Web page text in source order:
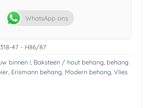
WhatsApp ons
47 - H86/87
binnen !, Baksteen / hout behang behang
, Erismann behang Modern behang Vlies